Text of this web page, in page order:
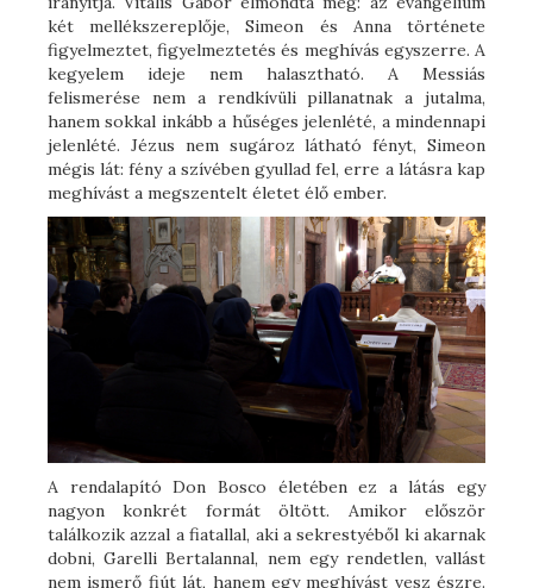
két mellékszereplője, Simeon és Anna története
figyelmeztet, figyelmeztetés és meghívás egyszerre. A
kegyelem ideje nem halasztható. A Messiás
felismerése nem a rendkívüli pillanatnak a jutalma,
hanem sokkal inkább a hűséges jelenlété, a mindennapi
jelenlété. Jézus nem sugároz látható fényt, Simeon
mégis lát: fény a szívében gyullad fel, erre a látásra kap
meghívást a megszentelt életet élő ember.
A rendalapító Don Bosco életében ez a látás egy
nagyon konkrét formát öltött. Amikor először
találkozik azzal a fiatallal, aki a sekrestyéből ki akarnak
dobni, Garelli Bertalannal, nem egy rendetlen, vallást
nem ismerő fiút lát, hanem egy meghívást vesz észre.